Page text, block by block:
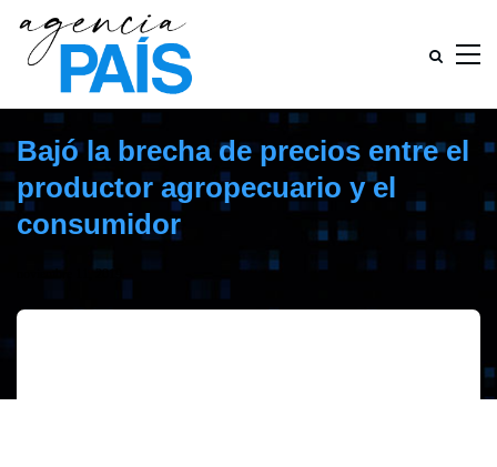
Bajó la brecha de precios entre el
productor agropecuario y el
consumidor
noviembre 11, 2019